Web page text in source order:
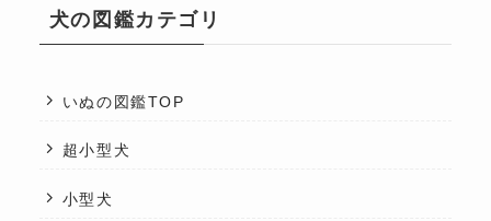
犬の図鑑カテゴリ
いぬの図鑑TOP
超小型犬
小型犬